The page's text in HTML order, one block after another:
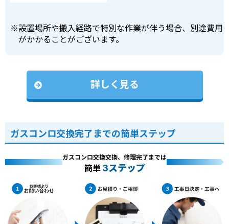
※設置場所や搬入経路で特別な作業が伴う場合、別途費用
がかかることがございます。
詳しく見る
ガスコンロ交換完了までの簡単ステップ
ガスコンロ交換交換、修理完了までは
簡単 3ステップ